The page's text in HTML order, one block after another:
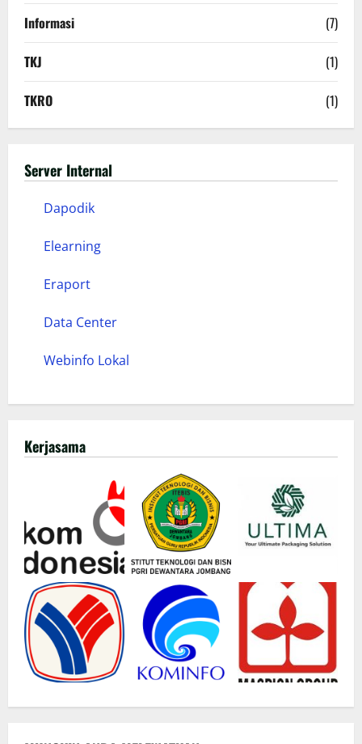
Informasi
(7)
TKJ
(1)
TKRO
(1)
Server Internal
Dapodik
Elearning
Eraport
Data Center
Webinfo Lokal
Kerjasama